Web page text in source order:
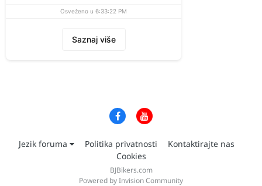
Osveženo u 6:33:22 PM
Saznaj više
Jezik foruma Politika privatnosti
Kontaktirajte nas
Cookies
BJBikers.com
Powered by Invision Community